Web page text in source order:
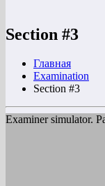
Section #3
Главная
Examination
Section #3
Examiner simulator.